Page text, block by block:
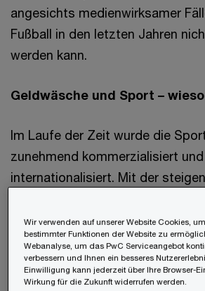
angesichts medienwirksamer
Fußball in den letzten Jahren
werden kann.
Geldwäsche und Sport –
Im Laufe der Zeit wurde die
zunehmend kommerzialisiert und
internationalisiert. Mit der
Sports und den damit
Gewinnen, die erzielt werden
heute eine wesentliche Rolle in
Sports. Dadurch steigt das
Wir verwenden auf unserer Website Cookies,
bestimmter Funktionen der Website zu
Webanalyse, um das PwC Serviceangebot
verbessern und Ihnen ein besseres
Einwilligung kann jederzeit über Ihre Browser-
Wirkung für die Zukunft widerrufen werden.